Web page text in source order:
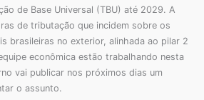
de Base Universal (TBU) até 2029. A
de tributação que incidem sobre os
brasileiras no exterior, alinhada ao pilar 2
econômica estão trabalhando nesta
vai publicar nos próximos dias um
o assunto.